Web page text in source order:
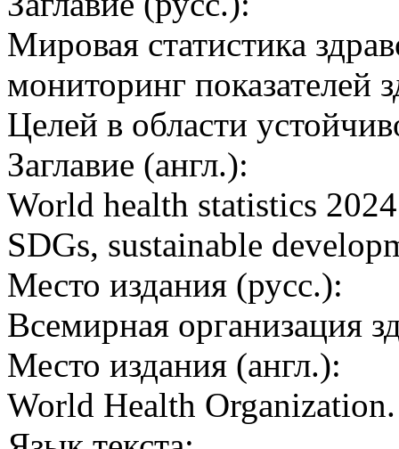
Мировая статистика
мониторинг
Целей в области
Заглавие (англ.):
World health statistics
SDGs, sustainable
Место издания (русс.):
Всемирная организация
Место издания (англ.):
World Health